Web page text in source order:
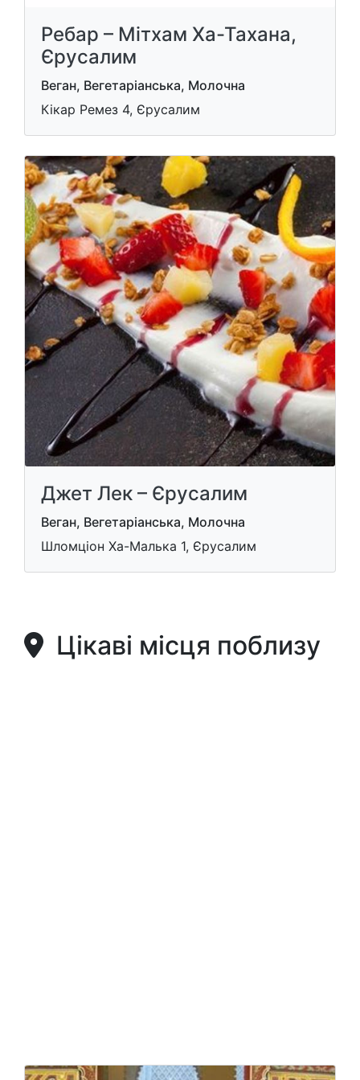
Ребар – Мітхам Ха-Тахана,
Єрусалим
Веган, Вегетаріанська, Молочна
Кікар Ремез 4, Єрусалим
Джет Лек – Єрусалим
Веган, Вегетаріанська, Молочна
Шломціон Ха-Малька 1, Єрусалим
Цікаві місця поблизу